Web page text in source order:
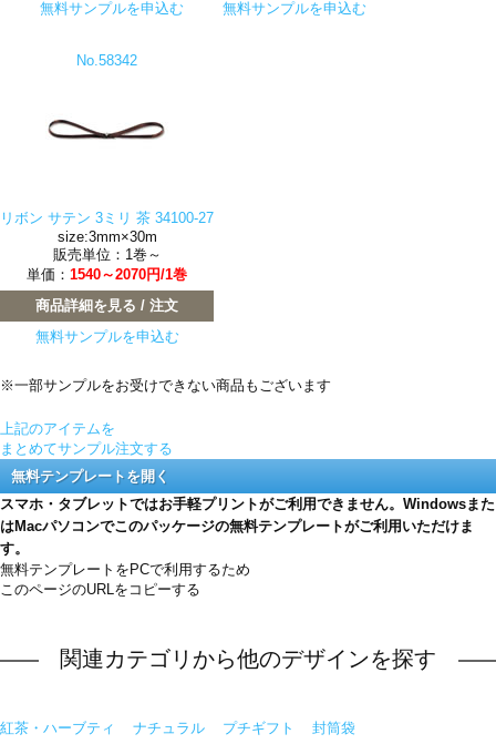
無料サンプルを申込む 無料サンプルを申込む
No.58342
リボン サテン 3ミリ 茶 34100-27
size:3mm×30m
販売単位：1巻～
単価： 1540～2070円/1巻
商品詳細を見る / 注文
無料サンプルを申込む
※一部サンプルをお受けできない商品もございます
上記のアイテムを
まとめてサンプル注文する
無料テンプレートを開く
スマホ・タブレットではお手軽プリントがご利用できません。Windowsまた
はMacパソコンでこのパッケージの無料テンプレートがご利用いただけま
す。
無料テンプレートをPCで利用するため
このページのURLをコピーする
関連カテゴリから他のデザインを探す
紅茶・ハーブティ ナチュラル プチギフト 封筒袋